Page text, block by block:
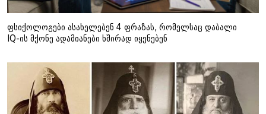
ფსიქოლოგები ასახელებენ 4 ფრაზას, რომელსაც დაბალი
IQ-ის მქონე ადამიანები ხშირად იყენებენ